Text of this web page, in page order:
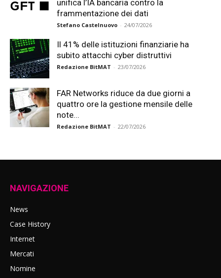
unifica l’IA bancaria contro la
frammentazione dei dati
Stefano Castelnuovo - 24/07/2026
Il 41% delle istituzioni finanziarie ha
subito attacchi cyber distruttivi
Redazione BitMAT - 23/07/2026
FAR Networks riduce da due giorni a
quattro ore la gestione mensile delle
note...
Redazione BitMAT - 22/07/2026
NAVIGAZIONE
News
Case History
Internet
Mercati
Nomine